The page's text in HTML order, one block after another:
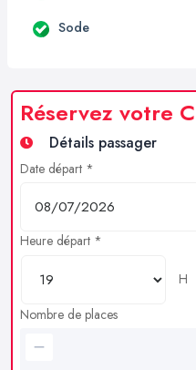
Sode
Réservez votre
Détails passager
Date départ *
Heure départ *
H
Nombre de places